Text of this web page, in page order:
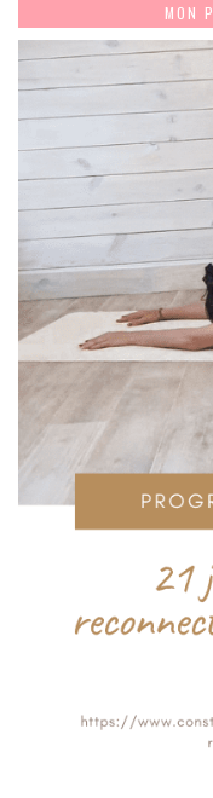
MON